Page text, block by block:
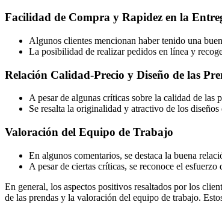
Facilidad de Compra y Rapidez en la
Algunos clientes mencionan haber tenido una
La posibilidad de realizar pedidos en línea y
Relación Calidad-Precio y Diseño de las
A pesar de algunas críticas sobre la calidad de
Se resalta la originalidad y atractivo de los
Valoración del Equipo de Trabajo
En algunos comentarios, se destaca la buena
A pesar de ciertas críticas, se reconoce el
En general, los aspectos positivos resaltados por los
de las prendas y la valoración del equipo de trabajo.